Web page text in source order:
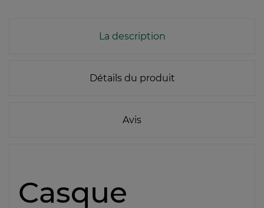
La description
Détails du produit
Avis
Casque